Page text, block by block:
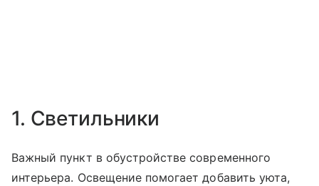
1. Светильники
Важный пункт в обустройстве современного
интерьера. Освещение помогает добавить уюта,